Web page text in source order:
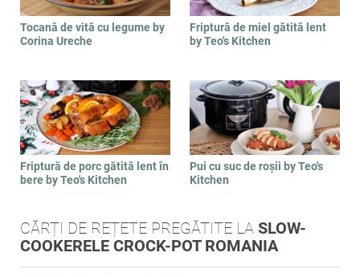
Tocană de vită cu legume by
Corina Ureche
Friptură de miel gătită lent
by Teo's Kitchen
Friptură de porc gătită lent în
bere by Teo's Kitchen
Pui cu suc de roșii by Teo's
Kitchen
CĂRȚI DE REȚETE PREGĂTITE LASLOW-
COOKERELE CROCK-POT ROMANIA